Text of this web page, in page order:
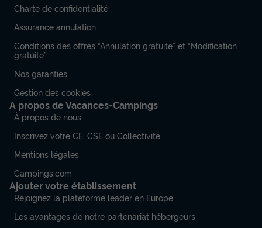
du19/09/2026au26/09/2026
Meilleur prix pour 7 nuits
Voir les disponibilités
Charte de confidentialité
Assurance annulation
Conditions des offres “Annulation gratuite” et “Modification
gratuite”
Nos garanties
Gestion des cookies
A propos de Vacances-Campings
À propos de nous
Inscrivez votre CE, CSE ou Collectivité
Mentions légales
Campings.com
Ajouter votre établissement
Rejoignez la plateforme leader en Europe
Les avantages de notre partenariat hébergeurs